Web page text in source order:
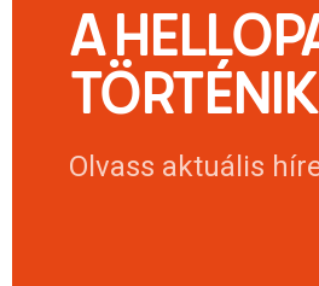
A
Olvass aktuális